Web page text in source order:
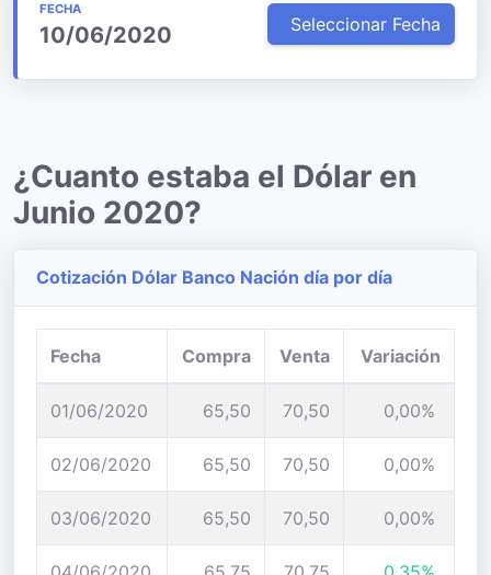
FECHA
10/06/2020 Seleccionar Fecha
¿Cuanto estaba el Dólar en
Junio 2020?
Cotización Dólar Banco Nación día por día
Fecha Compra Venta Variación
01/06/2020 65,50 70,50 0,00%
02/06/2020 65,50 70,50 0,00%
03/06/2020 65,50 70,50 0,00%